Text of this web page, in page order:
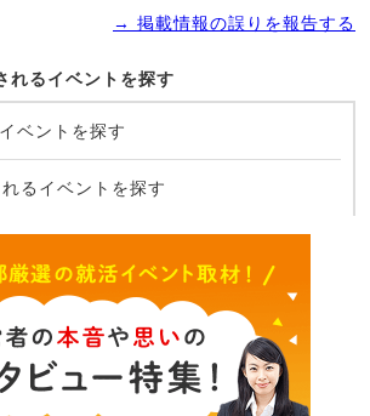
→ 掲載情報の誤りを報告する
れるイベントを探す
ベントを探す
るイベントを探す